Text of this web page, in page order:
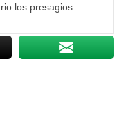
los presagios